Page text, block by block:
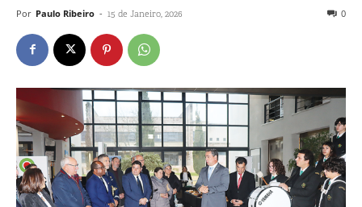
Por Paulo Ribeiro - 15 de Janeiro, 2026 0